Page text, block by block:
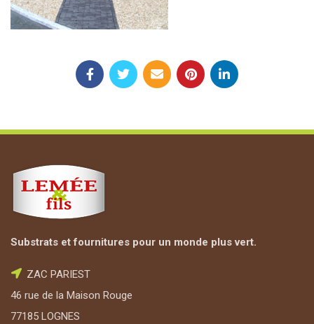
Substrats et fournitures pour un monde plus vert.
ZAC PARIEST
46 rue de la Maison Rouge
77185 LOGNES